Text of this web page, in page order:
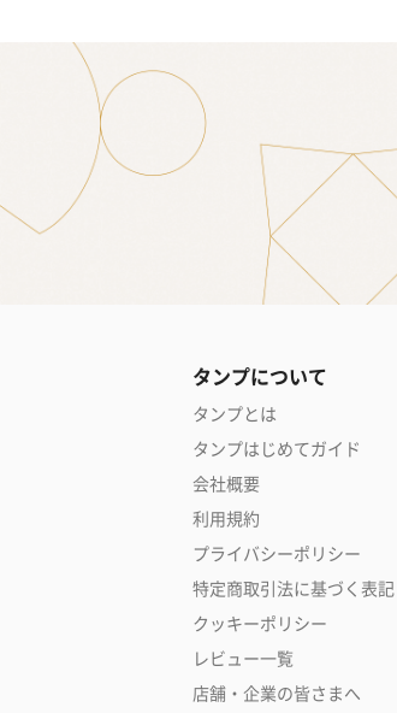
タンプについて
タンプとは
タンプはじめてガイド
会社概要
利用規約
プライバシーポリシー
特定商取引法に基づく表記
クッキーポリシー
レビュー一覧
店舗・企業の皆さまへ